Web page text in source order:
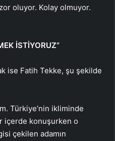
oluyor. Kolay olmuyor.
İSTİYORUZ”
ise Fatih Tekke, şu şekilde
Türkiye’nin ikliminde
içerde konuşurken o
çekilen adamın